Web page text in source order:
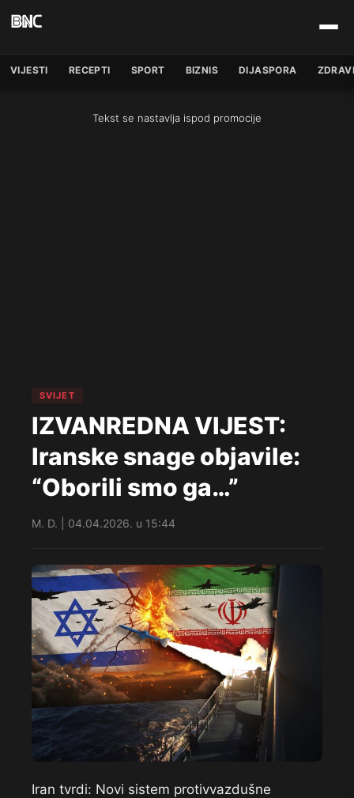
VIJESTI RECEPTI SPORT BIZNIS DIJASPORA
Tekst se nastavlja ispod promocije
SVIJET
IZVANREDNA VIJEST:
Iranske snage objavile:
“Oborili smo ga…”
M. D. | 04.04.2026. u 15:44
Iran tvrdi: Novi sistem protivvazdušne